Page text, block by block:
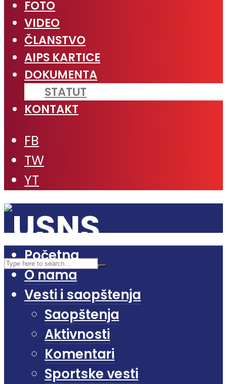
FOTO
VIDEO
ČLANSTVO
AIPS KARTICE
DOKUMENTA
STATUT
KONTAKT
FB
TW
YT
Početna
O nama
Vesti i saopštenja
Saopštenja
Aktivnosti
Komentari
Sportske vesti